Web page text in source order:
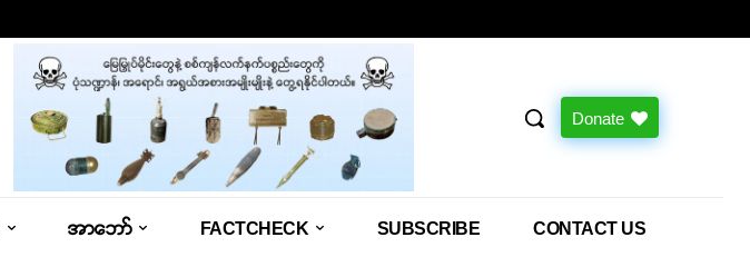
Donate
အာဘော် FACTCHECK SUBSCRIBE CONTACT US